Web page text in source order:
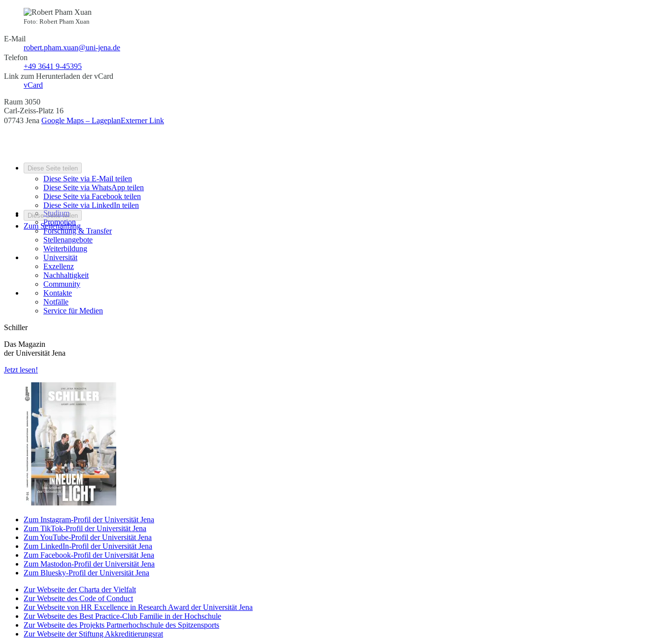
Foto: Robert Pham Xuan
E-Mail
robert.pham.xuan@uni-jena.de
Telefon
+49 3641 9-45395
Link zum Herunterladen der vCard
vCard
Raum 3050
Carl-Zeiss-Platz 16
07743 Jena Google Maps – LageplanExterner Link
Diese Seite teilen
Diese Seite via E-Mail teilen
Diese Seite via WhatsApp teilen
Diese Seite via Facebook teilen
Diese Seite via LinkedIn teilen
Diese Seite teilen
Zum Seitenanfang
Studium
Promotion
Forschung & Transfer
Stellenangebote
Weiterbildung
Universität
Exzellenz
Nachhaltigkeit
Community
Kontakte
Notfälle
Service für Medien
Schiller
Das Magazin
der Universität Jena
Jetzt lesen!
Zum Instagram-Profil der Universität Jena
Zum TikTok-Profil der Universität Jena
Zum YouTube-Profil der Universität Jena
Zum LinkedIn-Profil der Universität Jena
Zum Facebook-Profil der Universität Jena
Zum Mastodon-Profil der Universität Jena
Zum Bluesky-Profil der Universität Jena
Zur Webseite der Charta der Vielfalt
Zur Webseite des Code of Conduct
Zur Webseite von HR Excellence in Research Award der Universität Jena
Zur Webseite des Best Practice-Club Familie in der Hochschule
Zur Webseite des Projekts Partnerhochschule des Spitzensports
Zur Webseite der Stiftung Akkreditierungsrat